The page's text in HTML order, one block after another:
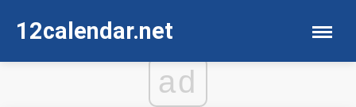
12calendar.net
ad